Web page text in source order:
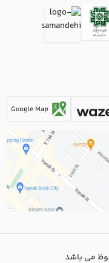
می باشد